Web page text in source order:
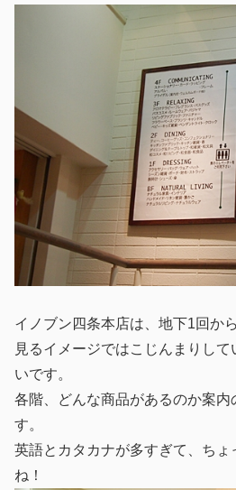
イノブン四条本店は、地下1回か
見るイメージではこじんまりし
いです。
各階、どんな商品があるのか案内
す。
英語とカタカナが多すぎて、ち
ね！